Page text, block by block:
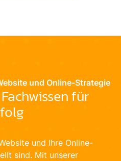
und Online-Strategie
für
und Ihre Online-
sind. Mit unserer